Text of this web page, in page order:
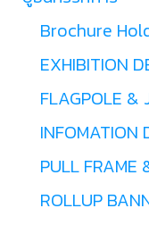
Brochure
EXHIBITION
FLAGPOLE &
INFOMATION
PULL FRAME
ROLLUP